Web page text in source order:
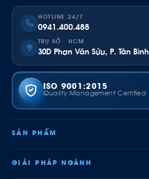
HOTLINE 24/7
0941.400.488
TRỤ SỞ · HCM
30D Phan Văn Sửu, P. Tân Bình
ISO 9001:2015
Quality Management Certified
SẢN PHẨM
GIẢI PHÁP NGÀNH